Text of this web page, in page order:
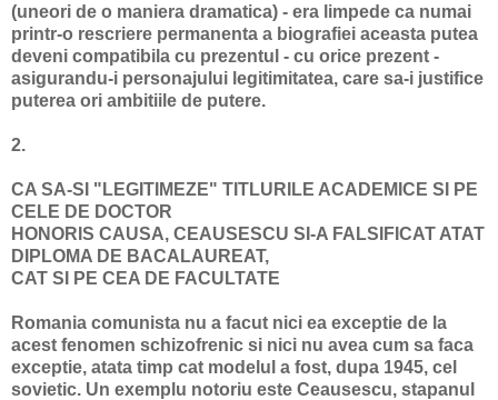
(uneori de o maniera dramatica) - era limpede ca numai
printr-o rescriere permanenta a biografiei aceasta putea
deveni compatibila cu prezentul - cu orice prezent -
asigurandu-i personajului legitimitatea, care sa-i justifice
puterea ori ambitiile de putere.
2.
CA SA-SI "LEGITIMEZE" TITLURILE ACADEMICE SI PE
CELE DE DOCTOR
HONORIS CAUSA, CEAUSESCU SI-A FALSIFICAT ATAT
DIPLOMA DE BACALAUREAT,
CAT SI PE CEA DE FACULTATE
Romania comunista nu a facut nici ea exceptie de la
acest fenomen schizofrenic si nici nu avea cum sa faca
exceptie, atata timp cat modelul a fost, dupa 1945, cel
sovietic. Un exemplu notoriu este Ceausescu, stapanul